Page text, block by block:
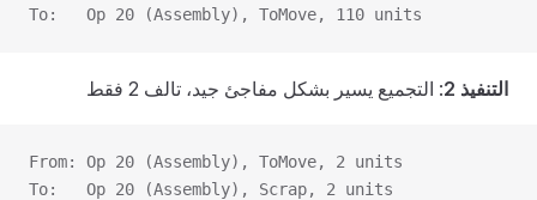
To:   Op 20 (Assembly), ToMove, 110 units
التنفيذ 2 : التجميع يسير بشكل مفاجئ جيد، تالف 2 فقط
From: Op 20 (Assembly), ToMove, 2 units
To:   Op 20 (Assembly), Scrap, 2 units